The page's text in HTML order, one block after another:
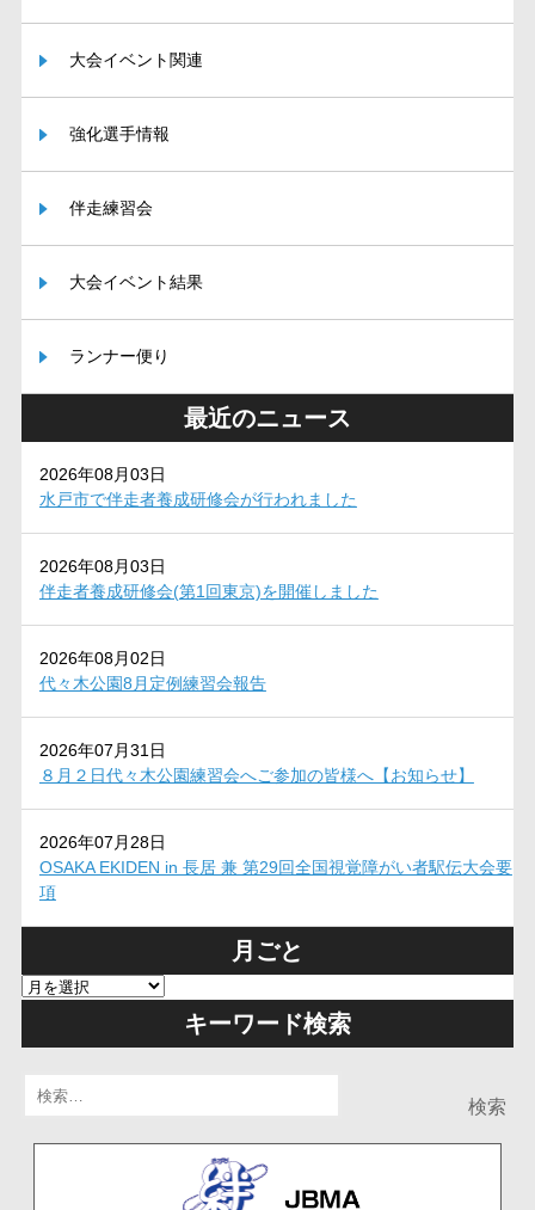
大会イベント関連
強化選手情報
伴走練習会
大会イベント結果
ランナー便り
最近のニュース
2026年08月03日
水戸市で伴走者養成研修会が行われました
2026年08月03日
伴走者養成研修会(第1回東京)を開催しました
2026年08月02日
代々木公園8月定例練習会報告
2026年07月31日
８月２日代々木公園練習会へご参加の皆様へ【お知らせ】
2026年07月28日
OSAKA EKIDEN in 長居 兼 第29回全国視覚障がい者駅伝大会要
項
月ごと
キーワード検索